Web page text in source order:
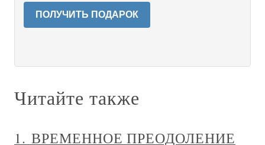
ПОЛУЧИТЬ ПОДАРОК
Читайте также
1. ВРЕМЕННОЕ ПРЕОДОЛЕНИЕ